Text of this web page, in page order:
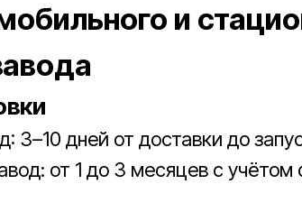
и
3–10 дней от доставки до
от 1 до 3 месяцев с учётом